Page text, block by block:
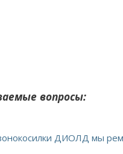
вопросы:
ДИОЛД мы